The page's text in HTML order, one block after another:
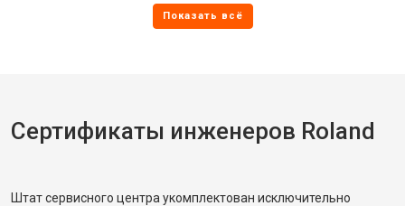
Сертификаты инженеров Roland
Штат сервисного центра укомплектован исключительно